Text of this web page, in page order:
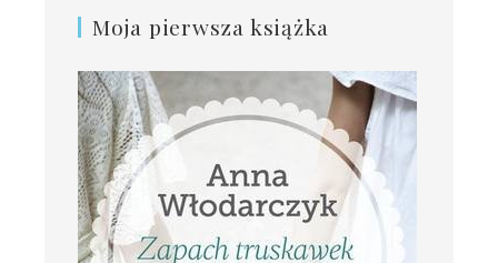
Moja pierwsza książka